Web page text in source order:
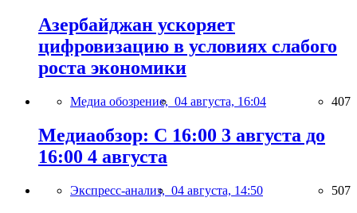
Азербайджан ускоряет
цифровизацию в условиях слабого
роста экономики
Медиа обозрение, 04 августа, 16:04 407
Медиаобзор: С 16:00 3 августа до
16:00 4 августа
Экспресс-анализ, 04 августа, 14:50 507